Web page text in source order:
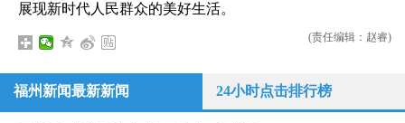
展现新时代人民群众的美好生活。
(责任编辑：赵睿)
福州新闻最新新闻 24小时点击排行榜